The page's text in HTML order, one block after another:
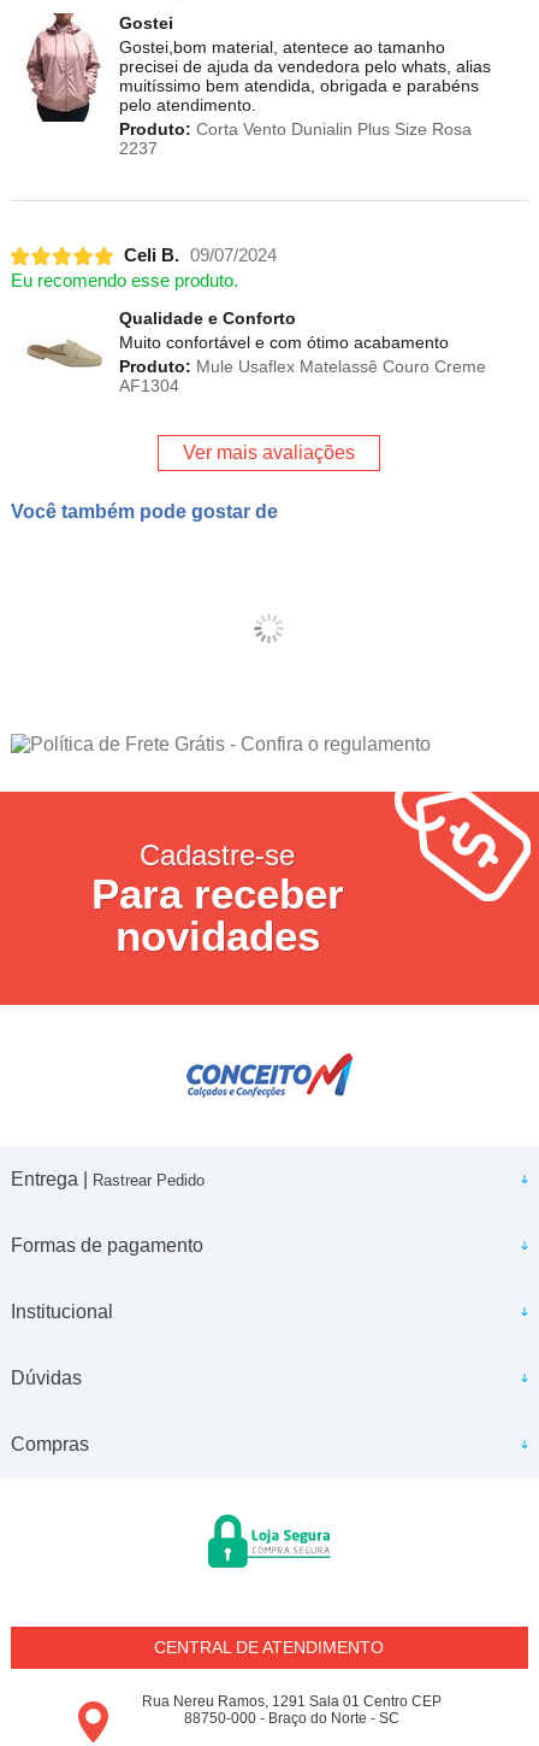
Gostei
Gostei,bom material, atentece ao tamanho
precisei de ajuda da vendedora pelo whats, alias
muitíssimo bem atendida, obrigada e parabéns
pelo atendimento.
Produto: Corta Vento Dunialin Plus Size Rosa
2237
Celi B. 09/07/2024
Eu recomendo esse produto.
Qualidade e Conforto
Muito confortável e com ótimo acabamento
Produto: Mule Usaflex Matelassê Couro Creme
AF1304
Ver mais avaliações
Você também pode gostar de
Cadastre-se
Para receber
novidades
Entrega | Rastrear Pedido
Formas de pagamento
Institucional
Dúvidas
Compras
CENTRAL DE ATENDIMENTO
Rua Nereu Ramos, 1291 Sala 01 Centro CEP
88750-000 - Braço do Norte - SC